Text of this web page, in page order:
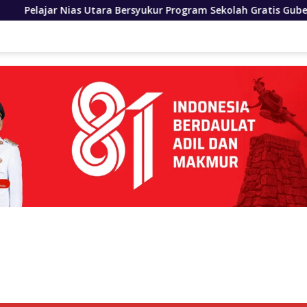
Bersyukur Program Sekolah Gratis Gubernur Bobby Nasution